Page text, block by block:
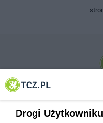
© 2001-2026 Tczew - TCZ.PL Sp. z
Drogi